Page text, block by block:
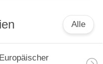
Alle
Europäischer